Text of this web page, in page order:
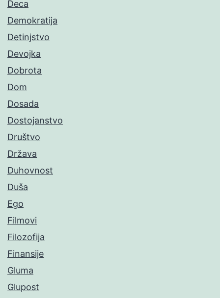
Deca
Demokratija
Detinjstvo
Devojka
Dobrota
Dom
Dosada
Dostojanstvo
Društvo
Država
Duhovnost
Duša
Ego
Filmovi
Filozofija
Finansije
Gluma
Glupost